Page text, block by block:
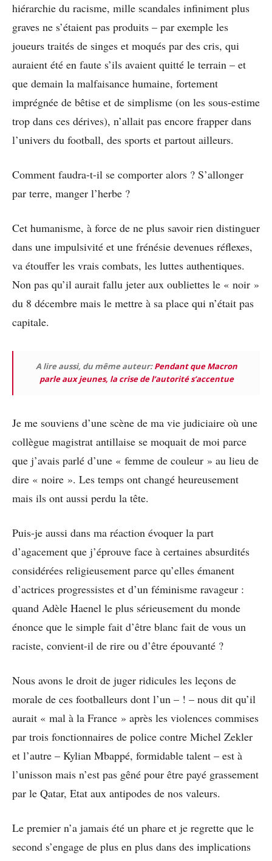
hiérarchie du racisme, mille scandales infiniment plus
graves ne s’étaient pas produits – par exemple les
joueurs traités de singes et moqués par des cris, qui
auraient été en faute s’ils avaient quitté le terrain – et
que demain la malfaisance humaine, fortement
imprégnée de bêtise et de simplisme (on les sous-estime
trop dans ces dérives), n’allait pas encore frapper dans
l’univers du football, des sports et partout ailleurs.
Comment faudra-t-il se comporter alors ? S’allonger
par terre, manger l’herbe ?
Cet humanisme, à force de ne plus savoir rien distinguer
dans une impulsivité et une frénésie devenues réflexes,
va étouffer les vrais combats, les luttes authentiques.
Non pas qu’il aurait fallu jeter aux oubliettes le « noir »
du 8 décembre mais le mettre à sa place qui n’était pas
capitale.
A lire aussi, du même auteur:Pendant que Macron
parle aux jeunes, la crise de l’autorité s’accentue
Je me souviens d’une scène de ma vie judiciaire où une
collègue magistrat antillaise se moquait de moi parce
que j’avais parlé d’une « femme de couleur » au lieu de
dire « noire ». Les temps ont changé heureusement
mais ils ont aussi perdu la tête.
Puis-je aussi dans ma réaction évoquer la part
d’agacement que j’éprouve face à certaines absurdités
considérées religieusement parce qu’elles émanent
d’actrices progressistes et d’un féminisme ravageur :
quand Adèle Haenel le plus sérieusement du monde
énonce que le simple fait d’être blanc fait de vous un
raciste, convient-il de rire ou d’être épouvanté ?
Nous avons le droit de juger ridicules les leçons de
morale de ces footballeurs dont l’un – ! – nous dit qu’il
aurait « mal à la France » après les violences commises
par trois fonctionnaires de police contre Michel Zekler
et l’autre – Kylian Mbappé, formidable talent – est à
l’unisson mais n’est pas gêné pour être payé grassement
par le Qatar, Etat aux antipodes de nos valeurs.
Le premier n’a jamais été un phare et je regrette que le
second s’engage de plus en plus dans des implications